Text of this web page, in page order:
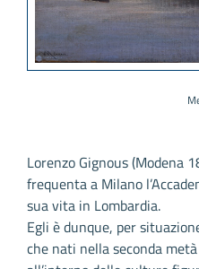
Lorenzo Gignous (Modena
frequenta a Milano
sua vita in Lombardia.
Egli è dunque, per
che nati nella seconda